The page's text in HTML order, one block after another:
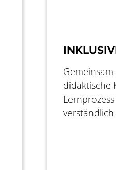
didaktische